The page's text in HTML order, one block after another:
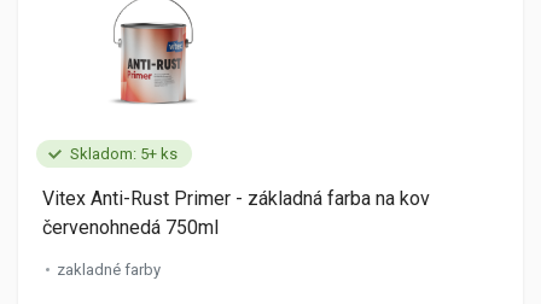
Skladom: 5+ ks
Vitex Anti-Rust Primer - základná farba na kov
červenohnedá 750ml
zakladné farby